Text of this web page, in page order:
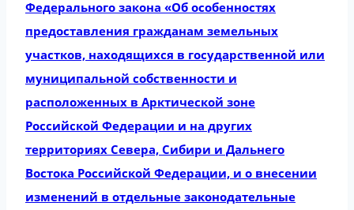
Федерального закона «Об особенностях
предоставления гражданам земельных
участков, находящихся в государственной или
муниципальной собственности и
расположенных в Арктической зоне
Российской Федерации и на других
территориях Севера, Сибири и Дальнего
Востока Российской Федерации, и о внесении
изменений в отдельные законодательные